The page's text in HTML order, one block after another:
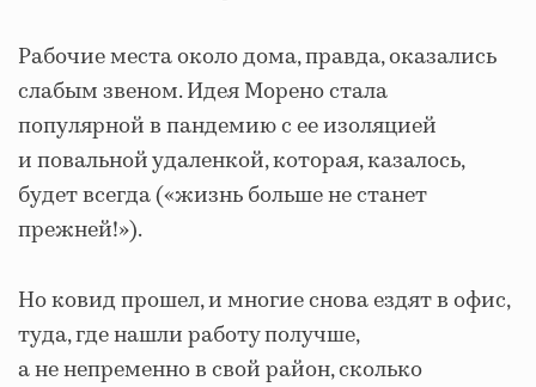
Рабочие места около дома, правда, оказались
слабым звеном. Идея Морено стала
популярной в пандемию с ее изоляцией
и повальной удаленкой, которая, казалось,
будет всегда («жизнь больше не станет
прежней!»).
Но ковид прошел, и многие снова ездят в офис,
туда, где нашли работу получше,
а не непременно в свой район, сколько